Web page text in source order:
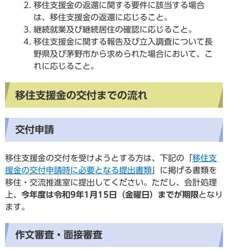
移住支援金の返還に関する要件に該当する場合
は、移住支援金の返還に応じること。
継続就業及び継続居住の確認に応じること。
移住支援金に関する報告及び立入調査について長
野県及び茅野市から求められた場合において、こ
れに応じること。
移住支援金の交付までの流れ
交付申請
移住支援金の交付を受けようとする方は、下記の「 移住支
援金の交付申請時に必要となる提出書類 」に掲げる書類を
移住・交流推進室に提出してください。ただし、会計処理
上、 今年度は令和9年1月15日（金曜日）までが期限となり
ます。
作文審査・面接審査